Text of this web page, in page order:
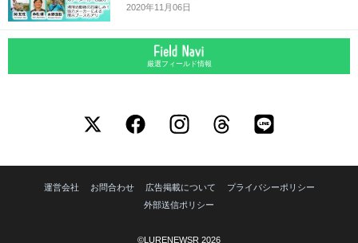
2020年11月06日
厳選フィールド情報
運営会社 お問合わせ 広告掲載について
プライバシーポリシー
外部送信ポリシー
©LURENEWSR 2026